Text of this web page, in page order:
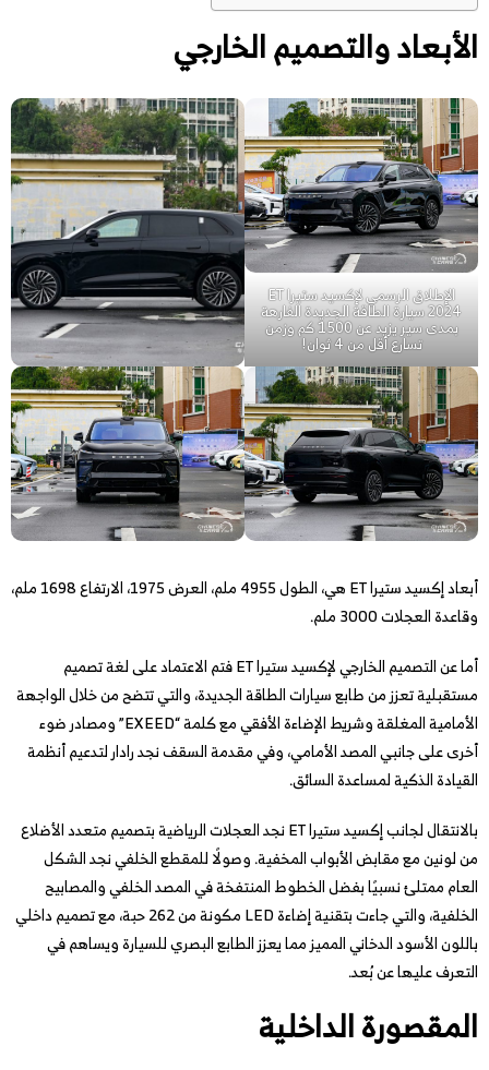
الأبعاد والتصميم الخارجي
الإطلاق الرسمي لإكسيد ستيرا ET
2024 سيارة الطاقة الجديدة الفارهة
بمدى سير يزيد عن 1500 كم وزمن
تسارع أقل من 4 ثوان!
أبعاد إكسيد ستيرا ET هي، الطول 4955 ملم، العرض 1975، الارتفاع 1698 ملم،
وقاعدة العجلات 3000 ملم.
أما عن التصميم الخارجي لإكسيد ستيرا ET فتم الاعتماد على لغة تصميم
مستقبلية تعزز من طابع سيارات الطاقة الجديدة، والتي تتضح من خلال الواجهة
الأمامية المغلقة وشريط الإضاءة الأفقي مع كلمة “EXEED” ومصادر ضوء
أخرى على جانبي المصد الأمامي، وفي مقدمة السقف نجد رادار لتدعيم أنظمة
القيادة الذكية لمساعدة السائق.
بالانتقال لجانب إكسيد ستيرا ET نجد العجلات الرياضية بتصميم متعدد الأضلاع
من لونين مع مقابض الأبواب المخفية. وصولًا للمقطع الخلفي نجد الشكل
العام ممتلئ نسبيًا بفضل الخطوط المنتفخة في المصد الخلفي والمصابيح
الخلفية، والتي جاءت بتقنية إضاءة LED مكونة من 262 حبة، مع تصميم داخلي
باللون الأسود الدخاني المميز مما يعزز الطابع البصري للسيارة ويساهم في
التعرف عليها عن بُعد.
المقصورة الداخلية